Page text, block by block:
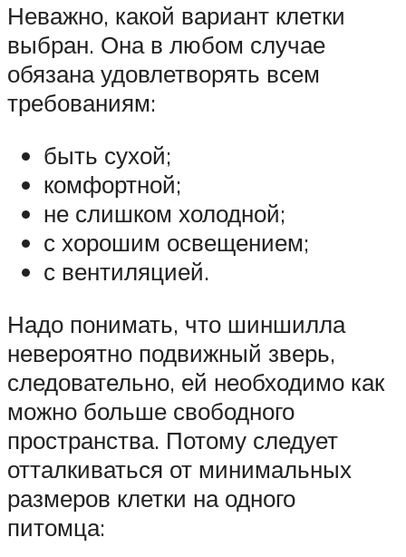
Неважно, какой вариант клетки
выбран. Она в любом случае
обязана удовлетворять всем
требованиям:
быть сухой;
комфортной;
не слишком холодной;
с хорошим освещением;
с вентиляцией.
Надо понимать, что шиншилла
невероятно подвижный зверь,
следовательно, ей необходимо как
можно больше свободного
пространства. Потому следует
отталкиваться от минимальных
размеров клетки на одного
питомца: